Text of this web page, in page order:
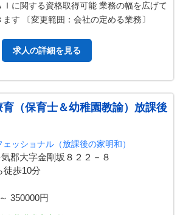
Ｉに関する資格取得可能 業務の幅を広げて
す 〔変更範囲：会社の定める業務〕
求人の詳細を見る
（保育士＆幼稚園教諭）放課後
ッショナル（放課後の家明和）
郡大字金剛坂８２２－８
徒歩10分
350000円